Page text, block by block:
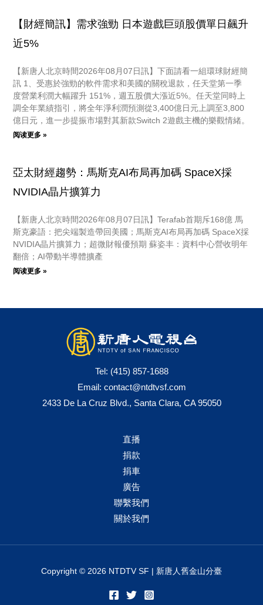
【財經簡訊】需求強勁 日本遊戲巨頭股價單日飆升
近5%
【新唐人北京時間2026年08月07日訊】下面請看一組環球財經簡
訊 1、受惠於強勁的軟件需求和美國的關稅退款，任天堂第一季
度營業利潤大幅躍升 151%，週五股價大漲近5%。任天堂同時上
調全年業績指引，將全年淨利潤預測從3,400億日元上調至3,800
億日元，進一步提振市場對其新款Switch 2遊戲主機的樂觀情緒。
阅读更多 »
亞太財經趨勢：馬斯克AI布局再加碼 SpaceX採
NVIDIA晶片擴算力
【新唐人北京時間2026年08月07日訊】Terafab首期斥168億 馬
斯克豪語：把尖端製造帶回美國；馬斯克AI布局再加碼 SpaceX採
NVIDIA晶片擴算力；超微財報優預期 蘇姿丰：資料中心營收明年
翻倍；AI帶動半導體擴產
阅读更多 »
Tel: (415) 857-1688
Email: contact@ntdtvsf.com
2433 De La Cruz Blvd., Santa Clara, CA 95050
直播
捐款
捐車
廣告
聯繫我們
關於我們
Copyright © 2026 NTDTV SF | 新唐人舊金山分臺